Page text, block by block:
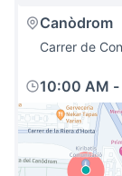
Canòdrom
Carrer de
10:00 AM -